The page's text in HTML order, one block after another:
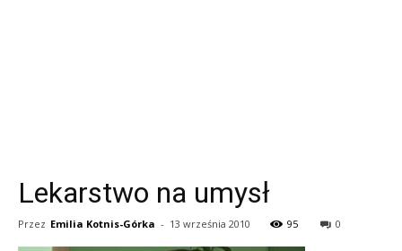
Lekarstwo na umysł
Przez Emilia Kotnis-Górka - 13 września 2010 95 0